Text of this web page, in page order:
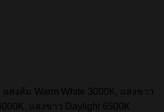
สงส้ม Warm White 3000K, แสงขาว
แสงขาว Daylight 6500K